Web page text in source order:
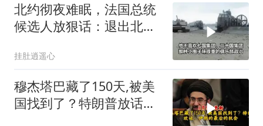
北约彻夜难眠，法国总统
候选人放狠话：退出北
挂肚逍遥心
穆杰塔巴藏了150天,被美
国找到了？特朗普放话：